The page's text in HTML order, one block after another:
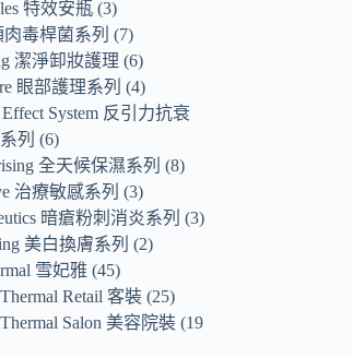
特效安瓶 3
毒桿菌系列
7
潔淨卸妝護理 6
眼部護理系列
4
System 反引力抗衰
列
6
全天候保濕系列
8
治療敏感系列
3
暗瘡粉刺消炎系列
3
美白換膚系列
2
雪妃雅 45
Retail 客裝 25
Salon 美容院裝 19